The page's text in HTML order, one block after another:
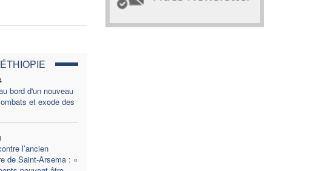
ÉTHIOPIE
bord d'un nouveau
et exode des
l’ancien
de Saint-Arsema : «